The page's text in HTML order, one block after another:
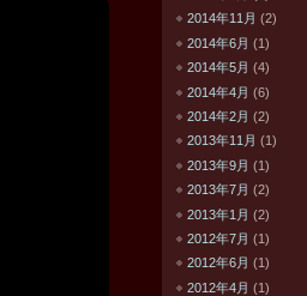
2014年11月 (2)
2014年6月 (1)
2014年5月 (4)
2014年4月 (6)
2014年2月 (2)
2013年11月 (1)
2013年9月 (1)
2013年7月 (2)
2013年1月 (2)
2012年7月 (1)
2012年6月 (1)
2012年4月 (1)